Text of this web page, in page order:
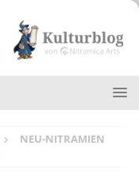
NEU-NITRAMIEN